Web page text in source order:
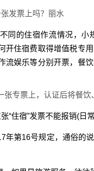
发票上吗？丽水
同的住宿作流情况，
开住宿费取得增值税专
流娱乐等分别开票，餐
张专票上，认证后将餐
“住宿”发票不能报销(日
年第16号规定，通俗的